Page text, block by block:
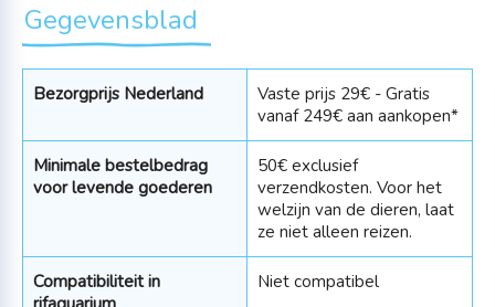
Gegevensblad
Bezorgprijs Nederland
Vaste prijs 29€ - Gratis
vanaf 249€ aan aankopen*
Minimale bestelbedrag
voor levende goederen
50€ exclusief
verzendkosten. Voor het
welzijn van de dieren, laat
ze niet alleen reizen.
Compatibiliteit in
Niet compatibel